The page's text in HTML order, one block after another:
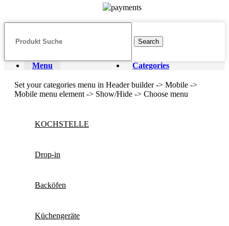
Search
Menu Categories
Set your categories menu in Header builder -> Mobile ->
Mobile menu element -> Show/Hide -> Choose menu
KOCHSTELLE
Drop-in
Backöfen
Küchengeräte